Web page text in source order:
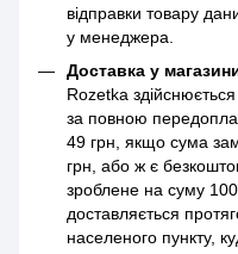
відправки товару
у менеджера.
Доставка у
Rozetka здійснюється
за повною
49 грн, якщо сума
грн, або ж є
зроблене на суму
доставляється
населеного пункту,